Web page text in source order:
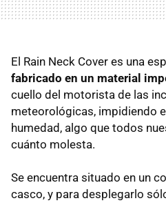
El Rain Neck Cover es una
fabricado en un material
cuello del motorista de las
meteorológicas, impidiendo
humedad, algo que todos
cuánto molesta.
Se encuentra situado en un
casco, y para desplegarlo